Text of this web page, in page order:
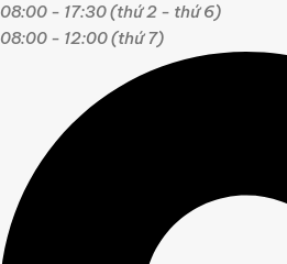
08:00 - 17:30 (thứ 2 - thứ 6)
08:00 - 12:00 (thứ 7)